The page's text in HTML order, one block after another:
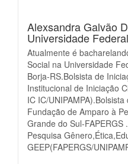
Alexsandra Galvão
Universidade
Atualmente é
Social na Universidade
Borja-RS.Bolsista de
Institucional de Iniciação
IC IC/
Fundação de Amparo à
Grande do Sul-
Pesquisa
GEEP(FAPERGS/